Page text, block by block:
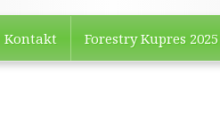
Kontakt Forestry Kupres 2025